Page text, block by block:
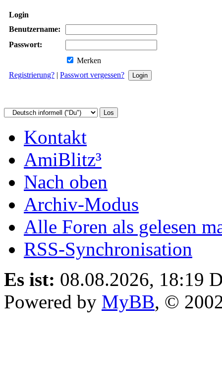
Login
Benutzername:
Passwort:
Merken
Registrierung? | Passwort vergessen?
Kontakt
AmiBlitz³
Nach oben
Archiv-Modus
Alle Foren als gelesen
RSS-Synchronisation
Es ist: 08.08.2026, 18:19
Powered by MyBB, ©